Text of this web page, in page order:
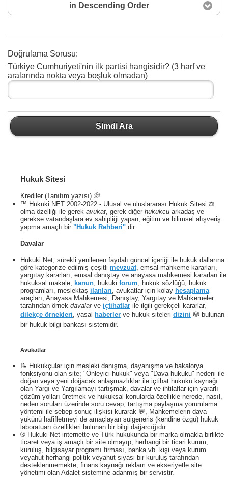
in Descending Order
Doğrulama Sorusu:
Türkiye Cumhuriyeti'nin ilk partisi hangisidir? (3 harf ve
aralarında nokta veya boşluk olmadan)
Şimdi Ara
Hukuk Sitesi
Krediler (Tanıtım yazısı) 💭
™ Hukuki NET 2002-2022 - Ulusal ve uluslararası Hukuk Sitesi ⚖️
olma özelliği ile gerek avukat, gerek diğer hukukçu arkadaş ve
gerekse vatandaşlara ev sahipliği yapan, eğitim ve bilimsel alışveriş
yapma amaçlı bir "Hukuk Rehberi" dir.
Davalar
Hukuki Net; sürekli yenilenen faydalı güncel içeriği ile hukuk dallarına
göre kategorize edilmiş çeşitli mevzuat , emsal mahkeme kararları,
yargıtay kararları, emsal danıştay ve anayasa mahkemesi kararları ile
hukuksal makale,
kanun , hukuki forum , hukuk sözlüğü, hukuk
programları, meslektaş ilanları , avukatlar için kolay hesaplama
araçları, Anayasa Mahkemesi, Danıştay, Yargıtay ve Mahkemeler
tarafından örnek davalarve içtihatlar ile ilgili gerekçeli kararlar,
dilekçe örnekleri , yasal haberler ve hukuk siteleri dizini 🕸 bulunan
bir hukuk bilgi bankası sistemidir.
Avukatlar
📝 Hukukçular için mesleki danışma, dayanışma ve bakalorya
fonksiyonu olan site; "Önleyici hukuk" veya "Dava hukuku" nedeni ile
doğan veya yeni doğacak anlaşmazlıklar ile içtihat hukuku kaynağı
olan Yargı ve Yargılamayı tartışmak, davalar ve ihtilaflar için yararlı
çözüm yolları üretmek ve hukuksal konularda özellikle nerede, nasıl,
neden soruları üzerinde soru cevap, tartışma paylaşma yorumlama
yöntemi ile sebep sonuç ilişkisi kurarak 💬, Mahkemelerin dava
yükünü hafifletmeyi de amaçlayan suigeneris (kendine özgü) hukuk
laboratuarı özellikleri bulunan bir bilgi dağarcığıdır.
® Hukuki Net internette ve Türk hukukunda bir marka olmakla birlikte
ticaret veya iş amaçlı bir site olmayıp, herhangi bir ticari kurum,
kuruluş, bilgisayar programı firması, banka vb. kişi veya kurum
veyahut herhangi politik veyahut siyasi bir kuruluş tarafından
desteklenmemekte, finans kaynağı reklam ve ekseriyetle site
yönetimi olan Adalet sistemine adanmış bir servistir.